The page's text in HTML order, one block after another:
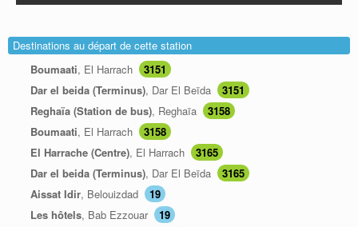
Destinations au départ de cette station
Boumaati, El Harrach
3151
Dar el beida (Terminus), Dar El Beïda
3151
Reghaïa (Station de bus), Reghaïa
3158
Boumaati, El Harrach
3158
El Harrache (Centre), El Harrach
3165
Dar el beida (Terminus), Dar El Beïda
3165
Aissat Idir, Belouizdad
19
Les hôtels, Bab Ezzouar
19